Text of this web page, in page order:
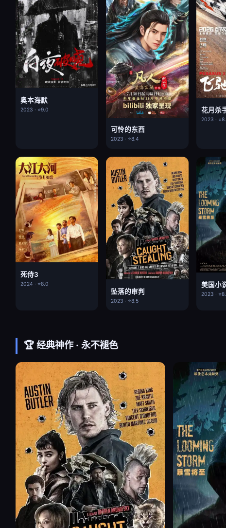
奥本海默
2023 · ⭐9.0
可怜的东西
2023 · ⭐8.4
花月杀
2023 ·
死侍3
2024 · ⭐8.0
坠落的审判
2023 · ⭐8.5
美国小
2023 ·
🏆 经典神作 · 永不褪色